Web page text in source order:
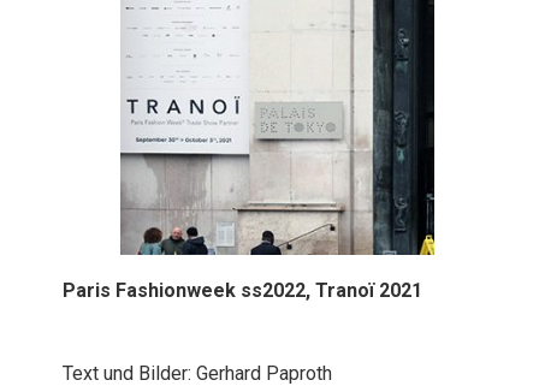
Paris Fashionweek ss2022, Tranoï 2021
Text und Bilder: Gerhard Paproth